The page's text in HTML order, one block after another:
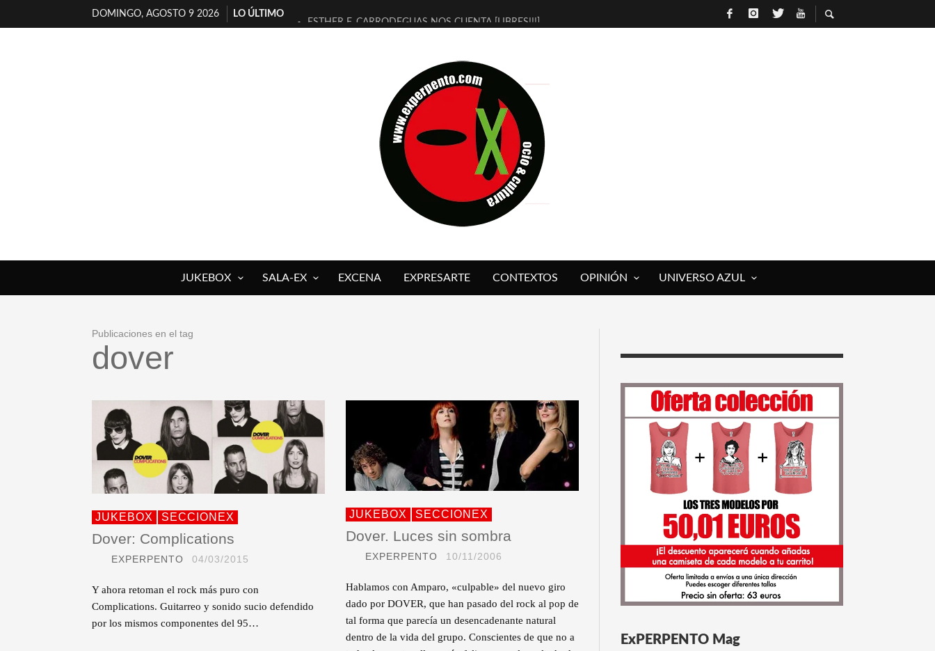
DOMINGO, AGOSTO 9 2026
LO ÚLTIMO
ESTHER F. CARRODEGUAS NOS CUENTA [LIBRES!!!]
[ELECTRA JONDA] DE JUAN GUERRERO ZAMORA
TIMBRE 4, LA ESCUELA DEL DIRECTOR TEATRAL CLAUDIO TOLCACHIR
30 AÑOS (NO ES NADA) DE LA KATARSIS DEL TOMATAZO
MILITARES JUDÍAS EN #EXVITA
D’BALDOMEROS REINVENTAN [BITÁCORA 3.0] EN EXVITA
MARSHALL FLASH PRESENTA EN EXVITA [RELATIVA SENCILLEZ]
JOFRE BARDAGÍ EN EXVITA INTERPRETANDO A SERRAT
JUKEBOX SALA-EX EXCENA EXPRESARTE CONTEXTOS OPINIÓN UNIVERSO AZUL
Publicaciones en el tag
dover
JUKEBOX SECCIONEX
Dover: Complications
EXPERPENTO 04/03/2015
Y ahora retoman el rock más puro con
Complications. Guitarreo y sonido sucio defendido
por los mismos componentes del 95…
JUKEBOX SECCIONEX
Dover. Luces sin sombra
EXPERPENTO 10/11/2006
Hablamos con Amparo, «culpable» del nuevo giro
dado por DOVER, que han pasado del rock al pop de
tal forma que parecía un desencadenante natural
dentro de la vida del grupo. Conscientes de que no a
ExPERPENTO Mag